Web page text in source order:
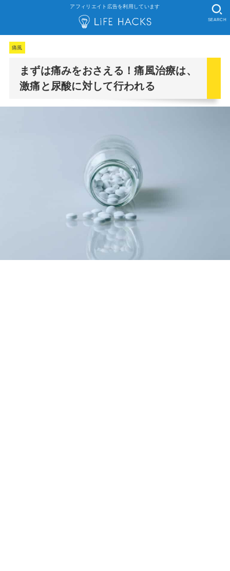
アフィリエイト広告を利用しています
SEARCH
痛風
まずは痛みをおさえる！痛風治療は、
激痛と尿酸に対して行われる